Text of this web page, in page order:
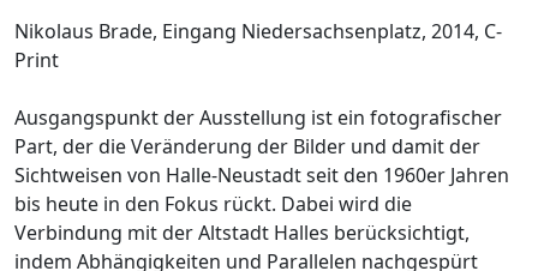
Nikolaus Brade, Eingang Niedersachsenplatz, 2014, C-
Print
Ausgangspunkt der Ausstellung ist ein fotografischer
Part, der die Veränderung der Bilder und damit der
Sichtweisen von Halle-Neustadt seit den 1960er Jahren
bis heute in den Fokus rückt. Dabei wird die
Verbindung mit der Altstadt Halles berücksichtigt,
indem Abhängigkeiten und Parallelen nachgespürt